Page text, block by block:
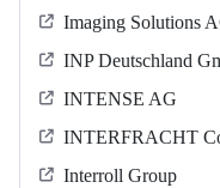
Imaging Solutions
INP Deutschland
INTENSE AG
INTERFRACHT
Interroll Group